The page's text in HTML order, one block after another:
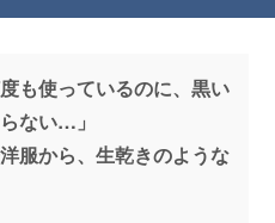
も使っているのに、黒い
ない…」
服から、生乾きのような